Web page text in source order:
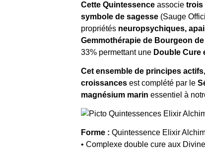
Cette Quintessenceassocietrois
symbole de sagesse (Sauge
propriétésneuropsychiques,
Gemmothérapie de Bourgeon
33% permettant uneDouble Cure
Cet ensemble de principes
croissancesest complété par le
magnésium marin essentiel à
Forme : Quintessence Elixir
• Complexe double cure aux